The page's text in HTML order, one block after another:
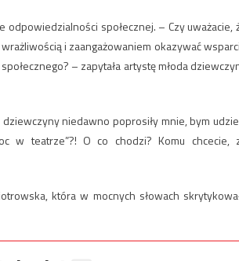
społecznej. – Czy uważacie,
i zaangażowaniem okazywać
– zapytała artystę młoda
niedawno poprosiły mnie, bym
w teatrze”?! O co chodzi? Komu chcecie,
która w mocnych słowach